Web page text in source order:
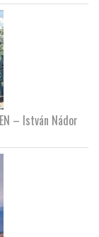
– István Nádor